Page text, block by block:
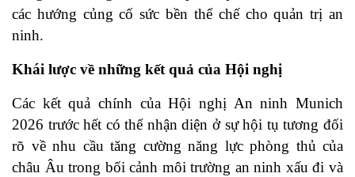
các hướng củng cố sức bền thể chế cho quản trị an
ninh.
Khái lược về những kết quả của Hội nghị
Các kết quả chính của Hội nghị An ninh Munich
2026 trước hết có thể nhận diện ở sự hội tụ tương đối
rõ về nhu cầu tăng cường năng lực phòng thủ của
châu Âu trong bối cảnh môi trường an ninh xấu đi và